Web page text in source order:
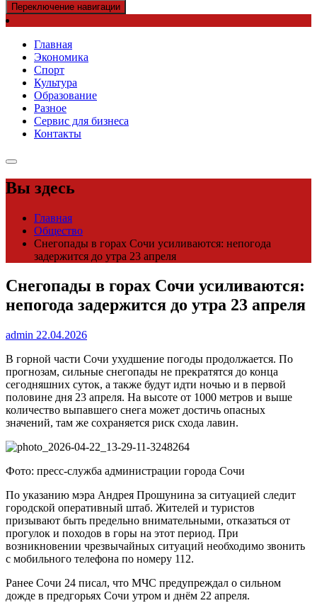
Переключение навигации
Главная
Экономика
Спорт
Культура
Образование
Разное
Сервис для бизнеса
Контакты
Вы здесь
Главная
Общество
Снегопады в горах Сочи усиливаются: непогода
задержится до утра 23 апреля
Снегопады в горах Сочи усиливаются:
непогода задержится до утра 23 апреля
admin 22.04.2026
В горной части Сочи ухудшение погоды продолжается. По
прогнозам, сильные снегопады не прекратятся до конца
сегодняшних суток, а также будут идти ночью и в первой
половине дня 23 апреля. На высоте от 1000 метров и выше
количество выпавшего снега может достичь опасных
значений, там же сохраняется риск схода лавин.
Фото: пресс-служба администрации города Сочи
По указанию мэра Андрея Прошунина за ситуацией следит
городской оперативный штаб. Жителей и туристов
призывают быть предельно внимательными, отказаться от
прогулок и походов в горы на этот период. При
возникновении чрезвычайных ситуаций необходимо звонить
с мобильного телефона по номеру 112.
Ранее Сочи 24 писал, что МЧС предупреждал о сильном
дожде в предгорьях Сочи утром и днём 22 апреля.